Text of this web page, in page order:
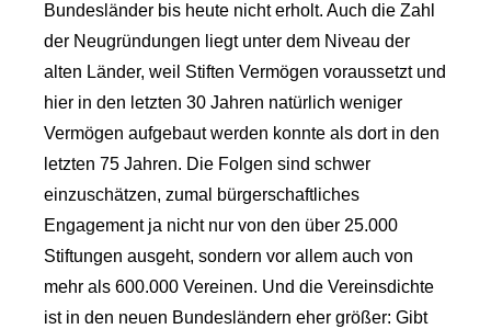
Bundesländer bis heute nicht erholt. Auch die Zahl
der Neugründungen liegt unter dem Niveau der
alten Länder, weil Stiften Vermögen voraussetzt und
hier in den letzten 30 Jahren natürlich weniger
Vermögen aufgebaut werden konnte als dort in den
letzten 75 Jahren. Die Folgen sind schwer
einzuschätzen, zumal bürgerschaftliches
Engagement ja nicht nur von den über 25.000
Stiftungen ausgeht, sondern vor allem auch von
mehr als 600.000 Vereinen. Und die Vereinsdichte
ist in den neuen Bundesländern eher größer: Gibt